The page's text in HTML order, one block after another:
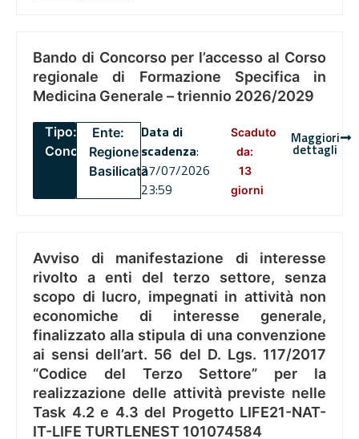
Bando di Concorso per l’accesso al Corso
regionale di Formazione Specifica in
Medicina Generale – triennio 2026/2029
Tipo:
Concorsi
Ente:
Regione
Basilicata
Data di
scadenza:
27/07/2026
23:59
Scaduto
da:
13
giorni
Maggiori
dettagli
Avviso di manifestazione di interesse
rivolto a enti del terzo settore, senza
scopo di lucro, impegnati in attività non
economiche di interesse generale,
finalizzato alla stipula di una convenzione
ai sensi dell’art. 56 del D. Lgs. 117/2017
“Codice del Terzo Settore” per la
realizzazione delle attività previste nelle
Task 4.2 e 4.3 del Progetto LIFE21-NAT-
IT-LIFE TURTLENEST 101074584